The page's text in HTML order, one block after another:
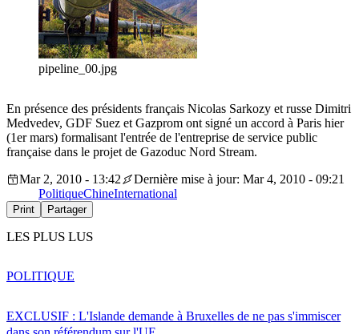
pipeline_00.jpg
En présence des présidents français Nicolas Sarkozy et russe Dimitri
Medvedev, GDF Suez et Gazprom ont signé un accord à Paris hier
(1er mars) formalisant l'entrée de l'entreprise de service public
française dans le projet de Gazoduc Nord Stream.
Mar 2, 2010 - 13:42
Dernière mise à jour: Mar 4, 2010 - 09:21
PolitiqueChineInternational
Print Partager
LES PLUS LUS
EXCLUSIF : L'Islande demande à Bruxelles de ne pas s'immiscer
POLITIQUE